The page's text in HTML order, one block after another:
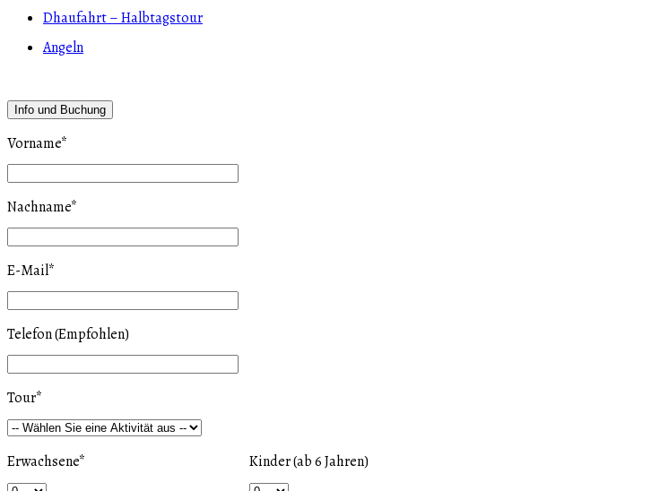
Dhaufahrt – Halbtagstour
Angeln
Info und Buchung
Vorname*
Nachname*
E-Mail*
Telefon (Empfohlen)
Tour*
Erwachsene* Kinder (ab 6 Jahren)